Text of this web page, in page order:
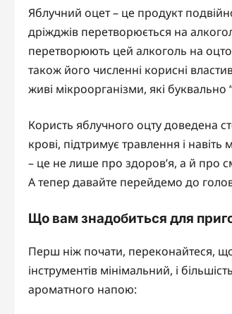
Яблучний оцет – це продукт
дріжджів перетворюється на
перетворюють цей алкоголь на
також його численні корисні
живі мікроорганізми, які
Користь яблучного оцту доведена
крові, підтримує травлення і
– це не лише про здоров’я, а й про
А тепер давайте перейдемо до
Що вам знадобиться для
Перш ніж почати, переконайтеся, що
інструментів мінімальний, і
ароматного напою: